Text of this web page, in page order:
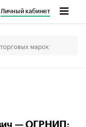
Личный кабинет
— ОГРНИП: